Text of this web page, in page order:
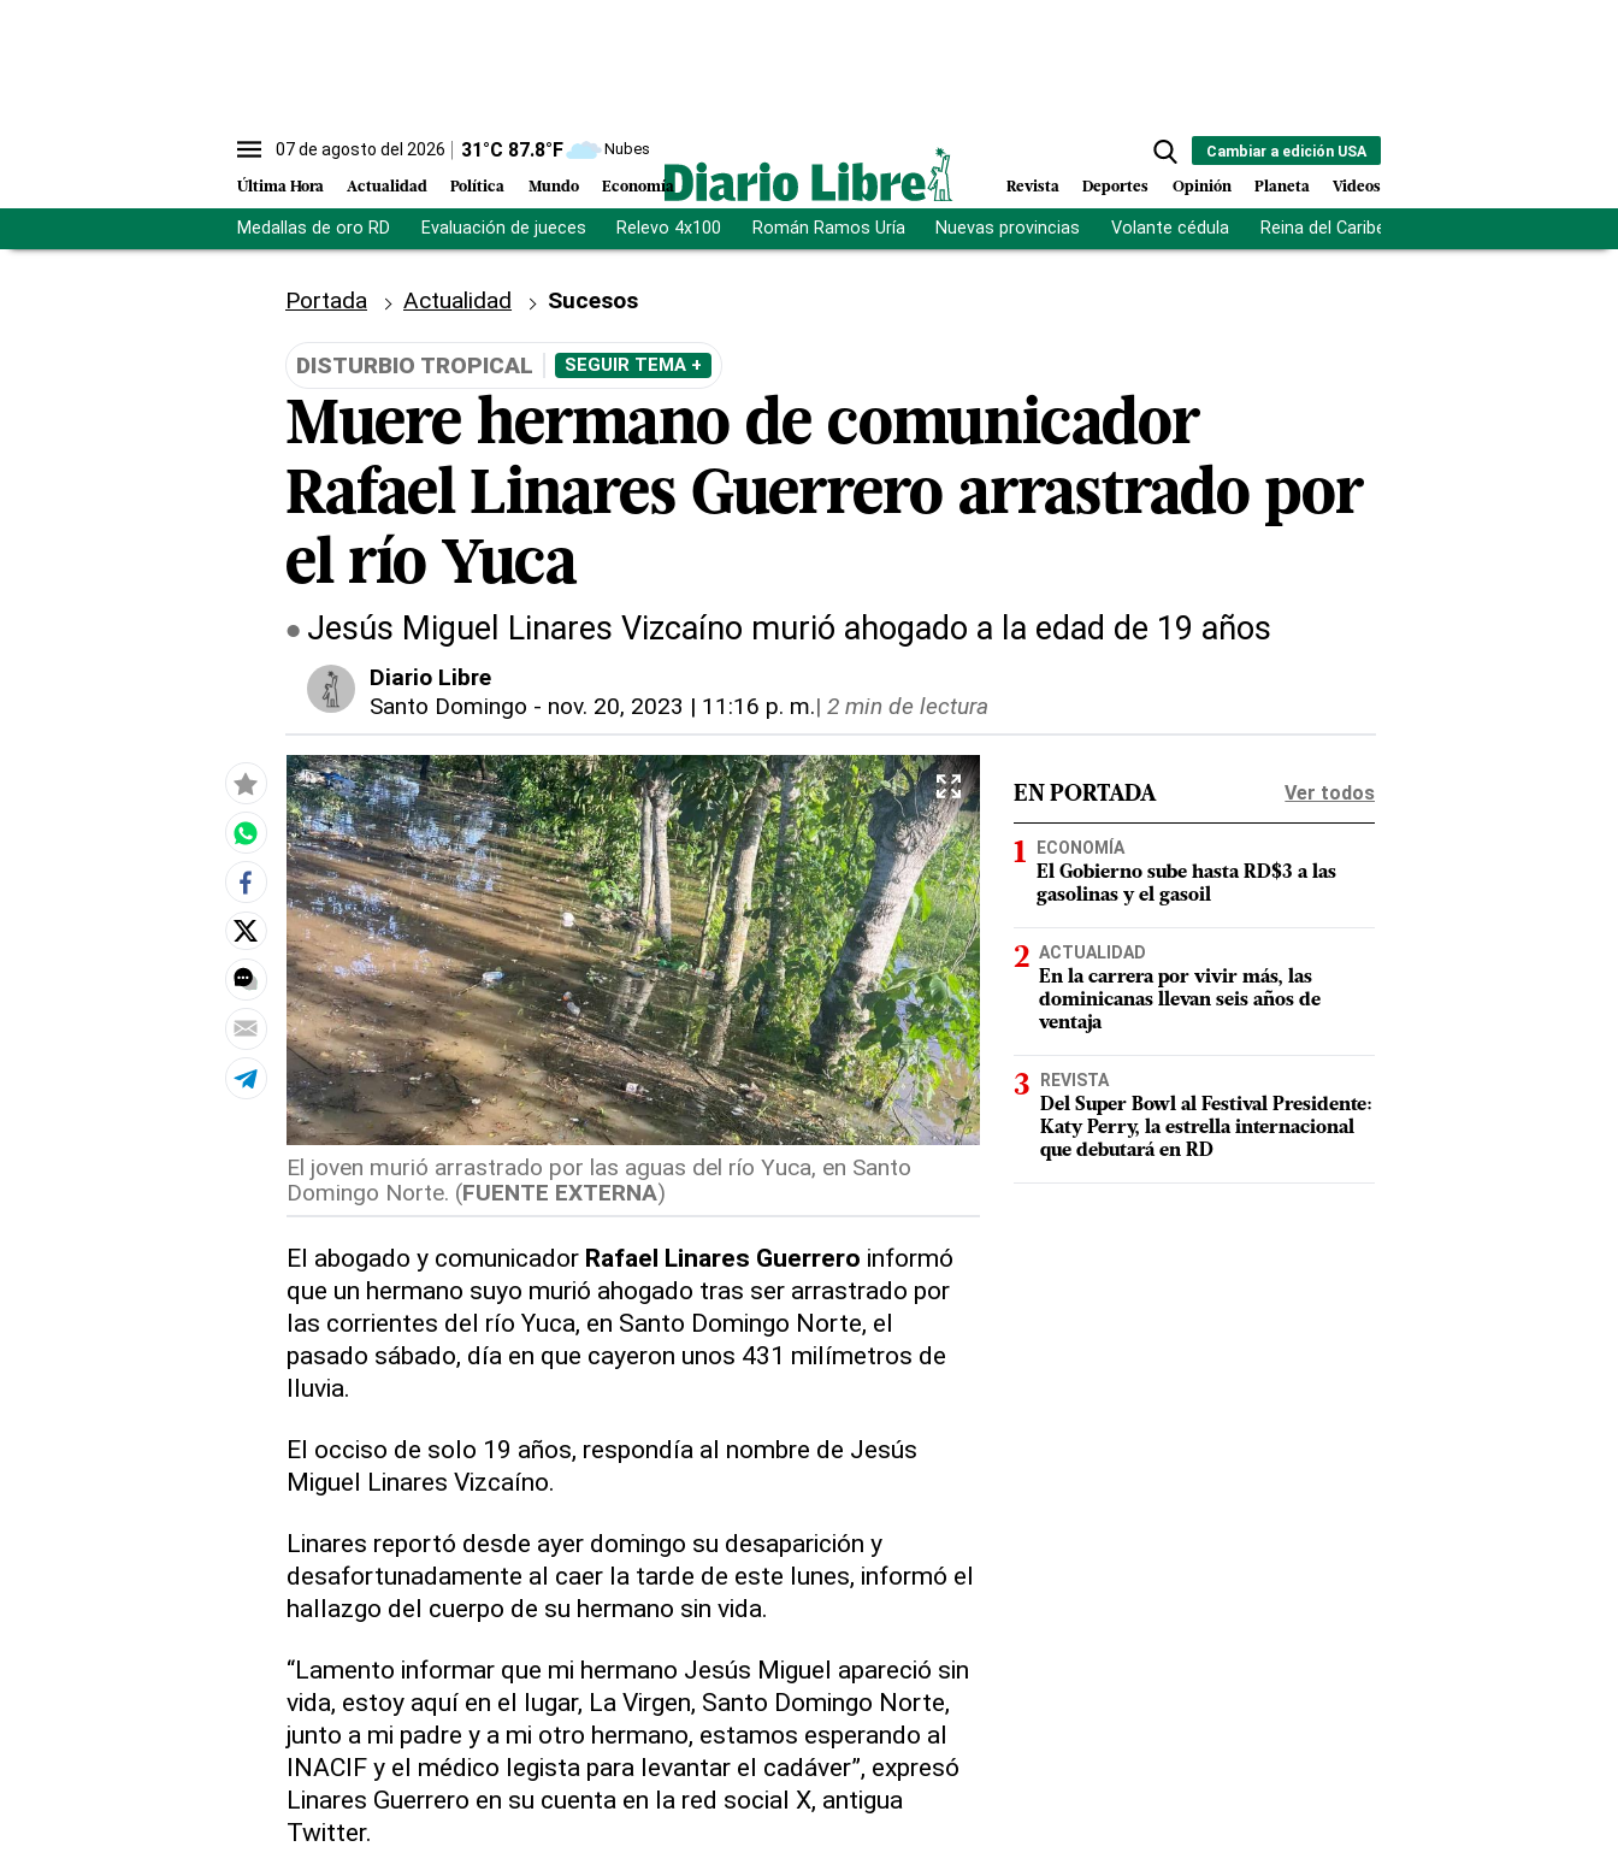
07 de agosto del 2026 31°C 87.8°F Nubes
Última Hora Actualidad Política Mundo Economía
Cambiar a edición USA
Revista Deportes Opinión Planeta Videos
Medallas de oro RD Evaluación de jueces Relevo 4x100 Román Ramos Uría Nuevas provincias Volante cédula Reina del Caribe
Portada Actualidad Sucesos
DISTURBIO TROPICAL SEGUIR TEMA +
Muere hermano de comunicador
Rafael Linares Guerrero arrastrado por
el río Yuca
Jesús Miguel Linares Vizcaíno murió ahogado a la edad de 19 años
Diario Libre
Santo Domingo - nov. 20, 2023 | 11:16 p. m.| 2 min de lectura
El joven murió arrastrado por las aguas del río Yuca, en Santo
Domingo Norte. (FUENTE EXTERNA)
El abogado y comunicador Rafael Linares Guerrero informó
que un hermano suyo murió ahogado tras ser arrastrado por
las corrientes del río Yuca, en Santo Domingo Norte, el
pasado sábado, día en que cayeron unos 431 milímetros de
lluvia.
El occiso de solo 19 años, respondía al nombre de Jesús
Miguel Linares Vizcaíno.
Linares reportó desde ayer domingo su desaparición y
desafortunadamente al caer la tarde de este lunes, informó el
hallazgo del cuerpo de su hermano sin vida.
“Lamento informar que mi hermano Jesús Miguel apareció sin
vida, estoy aquí en el lugar, La Virgen, Santo Domingo Norte,
junto a mi padre y a mi otro hermano, estamos esperando al
INACIF y el médico legista para levantar el cadáver”, expresó
Linares Guerrero en su cuenta en la red social X, antigua
Twitter.
EN PORTADA Ver todos
ECONOMÍA
El Gobierno sube hasta RD$3 a las
gasolinas y el gasoil
ACTUALIDAD
En la carrera por vivir más, las
dominicanas llevan seis años de
ventaja
REVISTA
Del Super Bowl al Festival Presidente:
Katy Perry, la estrella internacional
que debutará en RD